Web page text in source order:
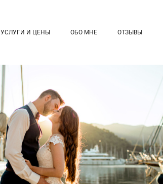
УСЛУГИ И ЦЕНЫ ОБО МНЕ ОТЗЫВЫ